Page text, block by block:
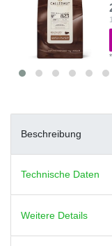
1
Beschreibung
Technische Daten
Weitere Details